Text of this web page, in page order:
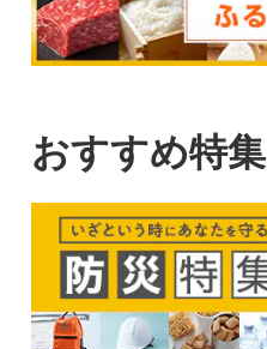
おすすめ特集